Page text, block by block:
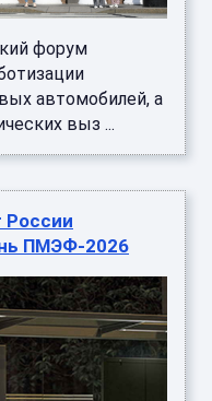
форум
автомобилей, а
выз ...
России
ПМЭФ-2026